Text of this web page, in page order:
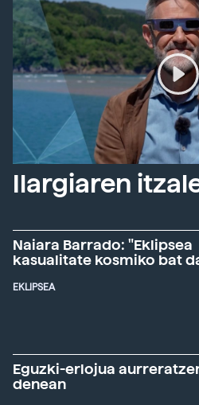
Ilargiaren
Naiara Barrado: "Eklipsea
kasualitate kosmiko bat
EKLIPSEA
Eguzki-erlojua
denean